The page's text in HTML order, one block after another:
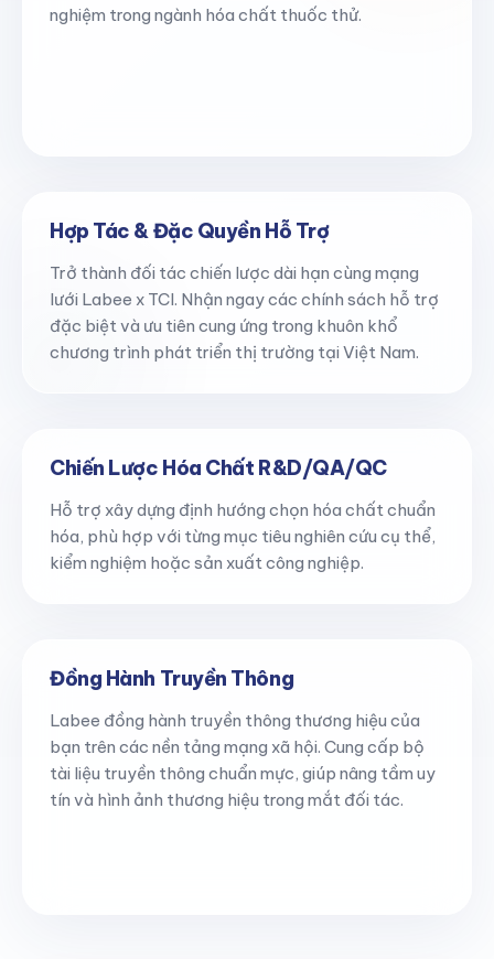
nghiệm trong ngành hóa chất thuốc thử.
Hợp Tác & Đặc Quyền Hỗ Trợ
Trở thành đối tác chiến lược dài hạn cùng mạng
lưới Labee x TCI. Nhận ngay các chính sách hỗ trợ
đặc biệt và ưu tiên cung ứng trong khuôn khổ
chương trình phát triển thị trường tại Việt Nam.
Chiến Lược Hóa Chất R&D/QA/QC
Hỗ trợ xây dựng định hướng chọn hóa chất chuẩn
hóa, phù hợp với từng mục tiêu nghiên cứu cụ thể,
kiểm nghiệm hoặc sản xuất công nghiệp.
Đồng Hành Truyền Thông
Labee đồng hành truyền thông thương hiệu của
bạn trên các nền tảng mạng xã hội. Cung cấp bộ
tài liệu truyền thông chuẩn mực, giúp nâng tầm uy
tín và hình ảnh thương hiệu trong mắt đối tác.